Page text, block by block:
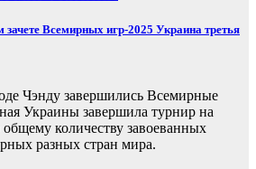
Всемирных игр-2025 Украина третья
Чэнду завершились Всемирные
Украины завершила турнир на
общему количеству завоеванных
разных стран мира.